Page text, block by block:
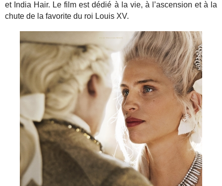
et India Hair. Le film est dédié à la vie, à l’ascension et à la
chute de la favorite du roi Louis XV.